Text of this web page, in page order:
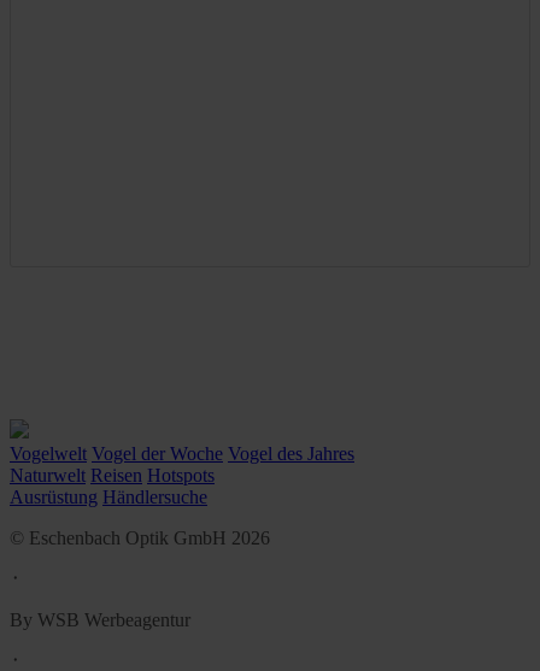
Vogelwelt Vogel der Woche Vogel des Jahres
Naturwelt Reisen Hotspots
Ausrüstung Händlersuche
© Eschenbach Optik GmbH 2026
᛫
By WSB Werbeagentur
᛫